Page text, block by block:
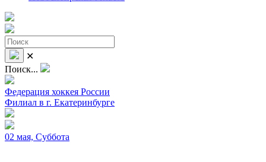
✕
Поиск...
Федерация хоккея России
Филиал в г. Екатеринбурге
02 мая, Суббота